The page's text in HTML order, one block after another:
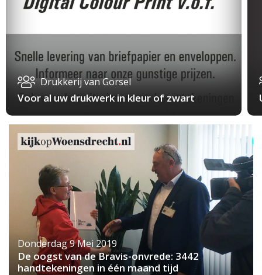
Drukkerij van Gorsel
Voor al uw drukwerk in kleur of zwart
Donderdag 9 Mei 2019
De oogst van de Bravis-onvrede: 3442
handtekeningen in één maand tijd